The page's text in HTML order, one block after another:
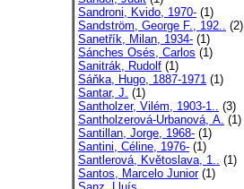
Sandroni, Kvido, 1970- (1)
Sandström, George F., 192.. (2)
Sanetřík, Milan, 1934- (1)
Sánches Osés, Carlos (1)
Sanitrák, Rudolf (1)
Sáňka, Hugo, 1887-1971 (1)
Santar, J. (1)
Santholzer, Vilém, 1903-1.. (3)
Santholzerová-Urbanová, A. (1)
Santillan, Jorge, 1968- (1)
Santini, Céline, 1976- (1)
Santlerová, Květoslava, 1.. (1)
Santos, Marcelo Junior(1)